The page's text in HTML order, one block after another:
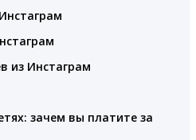
из Инстаграм
зачем вы платите за